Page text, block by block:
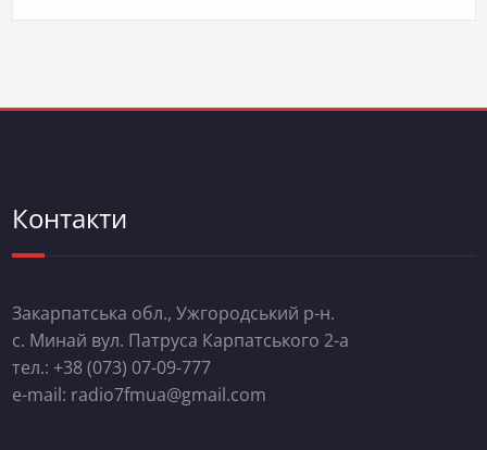
Контакти
Закарпатська обл., Ужгородський р-н.
с. Минай вул. Патруса Карпатського 2-а
тел.: +38 (073) 07-09-777
e-mail: radio7fmua@gmail.com